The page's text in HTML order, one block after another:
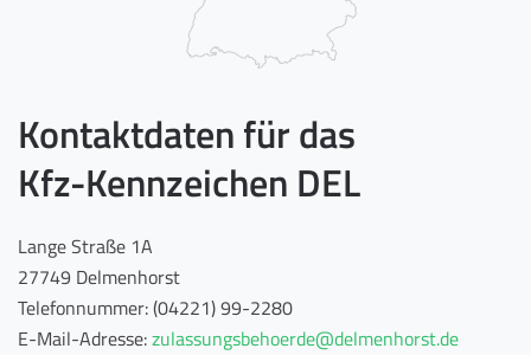
Kontaktdaten für das
Kfz-Kennzeichen DEL
Lange Straße 1A
27749 Delmenhorst
Telefonnummer: (04221) 99-2280
E-Mail-Adresse:zulassungsbehoerde@delmenhorst.de